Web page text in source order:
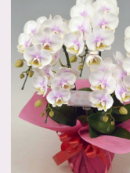
淡い
スト